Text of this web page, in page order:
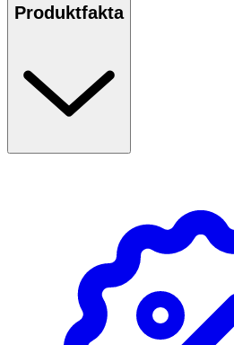
Användning & Dosering
- Rekommenderad dagsdos ska
- Förvaring i kylskåp förlänger
- Öppnad burk förvaras väl
- Förvaras utom räckhåll för små
Produktfakta